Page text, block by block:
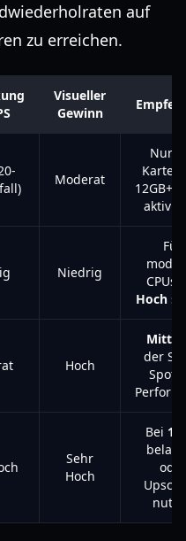
auf
zu erreichen.
Visueller
Gewinn
Moderat
Nur
Karten
12GB+
Niedrig
Für
CPUs
Hoch
Hoch
Mittel
der
Spot
Sehr
Hoch
Bei
oder